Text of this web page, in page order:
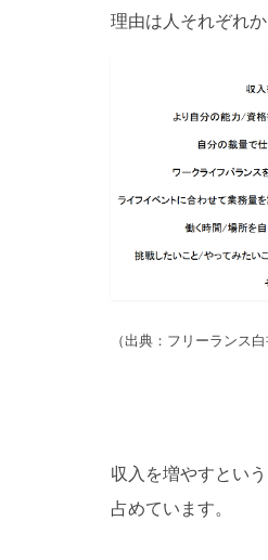
理由は人それぞれ
（出典：フリーランス
収入を増やすとい
占めています。